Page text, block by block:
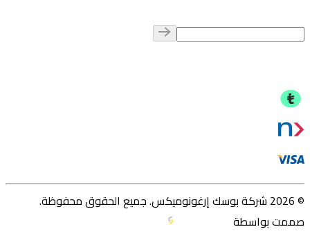
© 2026 شركة بوسك إرغونوميكس. جميع الحقوق محفوظة.
صممت بواسطة